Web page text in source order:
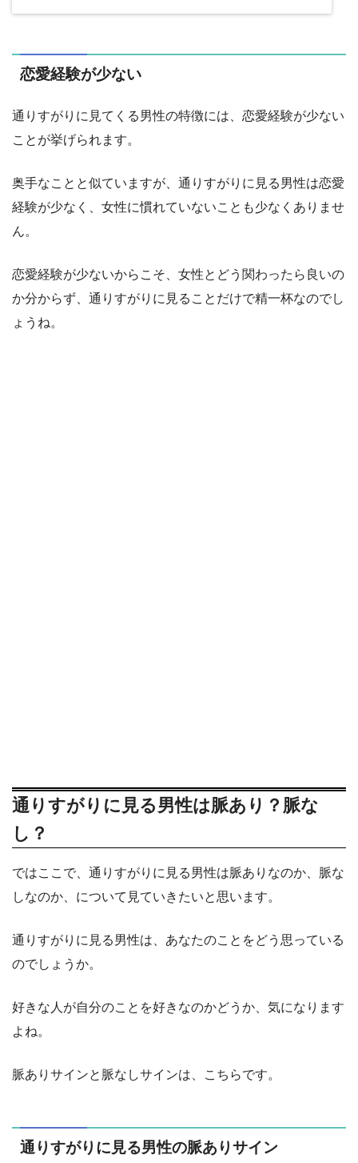
恋愛経験が少ない
通りすがりに見てくる男性の特徴には、恋愛経験が少ない
ことが挙げられます。
奥手なことと似ていますが、通りすがりに見る男性は恋愛
経験が少なく、女性に慣れていないことも少なくありませ
ん。
恋愛経験が少ないからこそ、女性とどう関わったら良いの
か分からず、通りすがりに見ることだけで精一杯なのでし
ょうね。
通りすがりに見る男性は脈あり？脈な
し？
ではここで、通りすがりに見る男性は脈ありなのか、脈な
しなのか、について見ていきたいと思います。
通りすがりに見る男性は、あなたのことをどう思っている
のでしょうか。
好きな人が自分のことを好きなのかどうか、気になります
よね。
脈ありサインと脈なしサインは、こちらです。
通りすがりに見る男性の脈ありサイン